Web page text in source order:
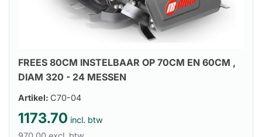
FREES 80CM INSTELBAAR OP 70CM EN 60CM ,
DIAM 320 - 24 MESSEN
Artikel: C70-04
1173.70 incl. btw